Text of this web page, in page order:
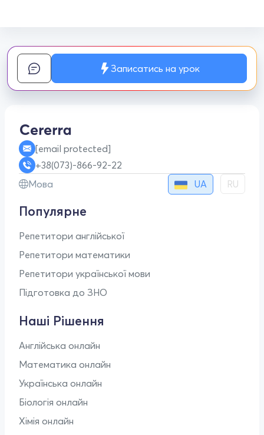
Записатись на урок
[email protected]
+38(073)-866-92-22
Мова
UA RU
Популярне
Репетитори англійської
Репетитори математики
Репетитори української мови
Підготовка до ЗНО
Наші Рішення
Англійська онлайн
Математика онлайн
Українська онлайн
Біологія онлайн
Хімія онлайн